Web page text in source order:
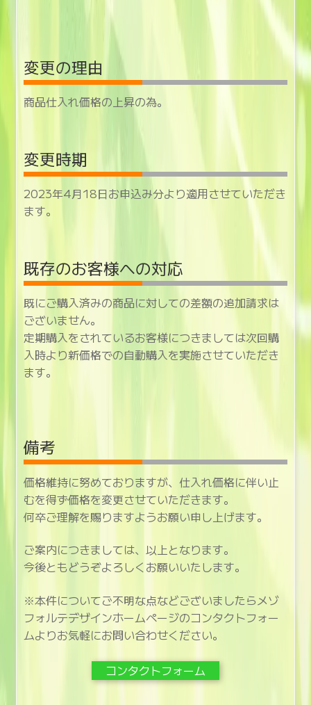
変更の理由
商品仕入れ価格の上昇の為。
変更時期
2023年4月18日お申込み分より適用させていただき
ます。
既存のお客様への対応
既にご購入済みの商品に対しての差額の追加請求は
ございません。
定期購入をされているお客様につきましては次回購
入時より新価格での自動購入を実施させていただき
ます。
備考
価格維持に努めておりますが、仕入れ価格に伴い止
むを得ず価格を変更させていただきます。
何卒ご理解を賜りますようお願い申し上げます。
ご案内につきましては、以上となります。
今後ともどうぞよろしくお願いいたします。
※本件についてご不明な点などございましたらメゾ
フォルテデザインホームページのコンタクトフォー
ムよりお気軽にお問い合わせください。
コンタクトフォーム